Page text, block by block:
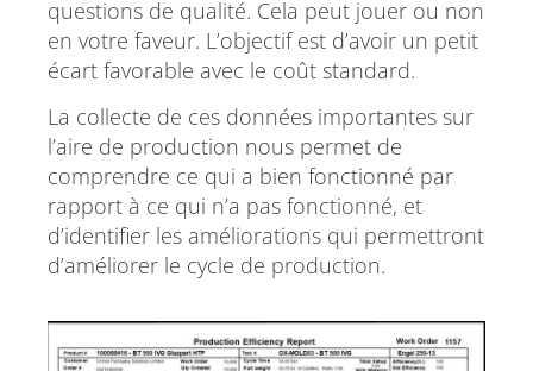
questions de qualité. Cela peut jouer ou non
en votre faveur. L’objectif est d’avoir un petit
écart favorable avec le coût standard.
La collecte de ces données importantes sur
l’aire de production nous permet de
comprendre ce qui a bien fonctionné par
rapport à ce qui n’a pas fonctionné, et
d’identifier les améliorations qui permettront
d’améliorer le cycle de production.